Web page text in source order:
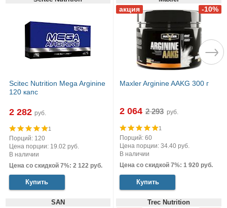
Scitec Nutrition Mega Arginine
120 капс
2 282 руб.
1
Порций: 120
Цена порции: 19.02 руб.
В наличии
Цена со скидкой 7%: 2 122 руб.
Купить
Maxler Arginine AAKG 300 г
2 064 руб.
1
Порций: 60
Цена порции: 34.40 руб.
В наличии
Цена со скидкой 7%: 1 920 руб.
Купить
SAN Trec Nutrition